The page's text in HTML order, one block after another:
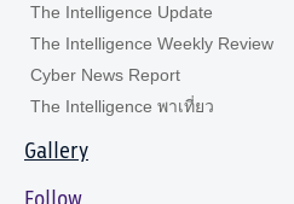
The Intelligence Update
The Intelligence Weekly Review
Cyber News Report
The Intelligence พาเที่ยว
Gallery